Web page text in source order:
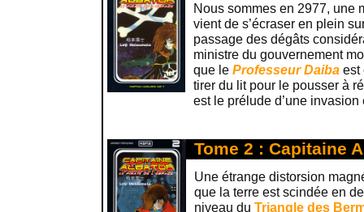
Nous sommes en 2977, une
vient de s’écraser en plein
passage des dégâts
ministre du gouvernement
que le Professeur Daiba est
tirer du lit pour le pousser à
est le prélude d’une invasion
Tome 2 : Capitaine
Une étrange distorsion
que la terre est scindée en
niveau du Triangle des